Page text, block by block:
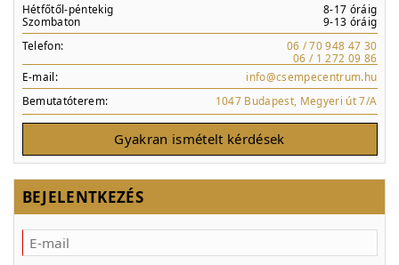
Hétfőtől-péntekig
8-17 óráig
Szombaton
9-13 óráig
Telefon:
06 / 70 948 47 30
06 / 1 272 09 86
E-mail:
info@csempecentrum.hu
Bemutatóterem:
1047 Budapest, Megyeri út 7/A
Gyakran ismételt kérdések
BEJELENTKEZÉS